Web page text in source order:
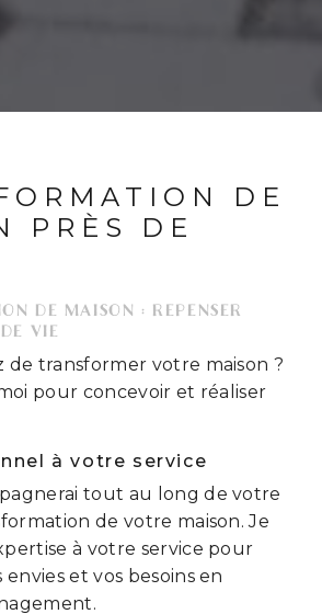
DE
PRÈS DE
DE MAISON : REPENSER
VIE
de transformer votre maison ?
pour concevoir et réaliser
à votre service
tout au long de votre
de votre maison. Je
à votre service pour
et vos besoins en